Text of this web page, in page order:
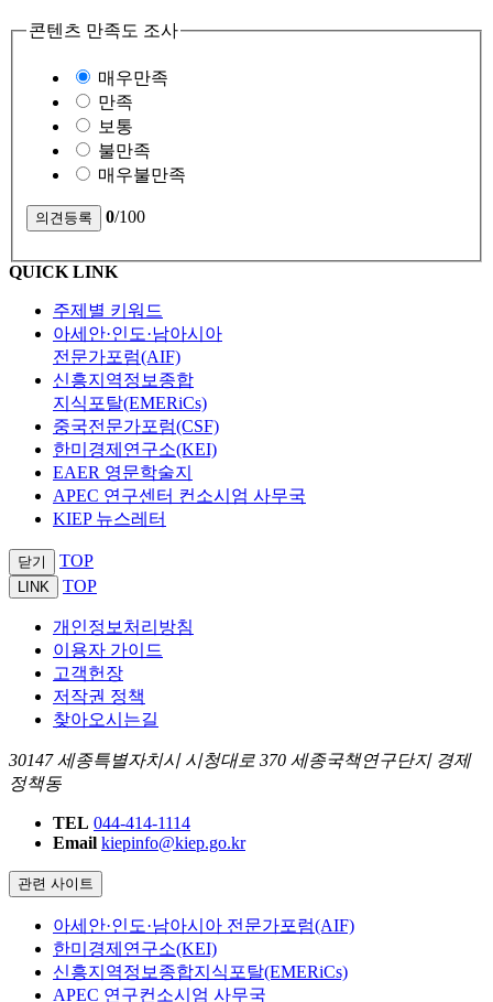
콘텐츠 만족도 조사
매우만족
만족
보통
불만족
매우불만족
0/100
QUICK LINK
주제별 키워드
아세안·인도·남아시아
전문가포럼(AIF)
신흥지역정보종합
지식포탈(EMERiCs)
중국전문가포럼(CSF)
한미경제연구소(KEI)
EAER 영문학술지
APEC 연구센터 컨소시엄 사무국
KIEP 뉴스레터
닫기 TOP
LINK TOP
개인정보처리방침
이용자 가이드
고객헌장
저작권 정책
찾아오시는길
30147 세종특별자치시 시청대로 370 세종국책연구단지 경제
정책동
TEL 044-414-1114
Email kiepinfo@kiep.go.kr
관련 사이트
아세안·인도·남아시아 전문가포럼(AIF)
한미경제연구소(KEI)
신흥지역정보종합지식포탈(EMERiCs)
APEC 연구컨소시엄 사무국